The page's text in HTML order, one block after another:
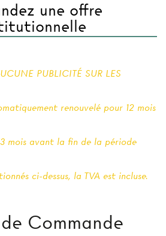
une offre
PUBLICITÉ SUR LES
renouvelé pour 12 mois
mois avant la fin de la période
ci-dessus, la TVA est incluse.
Commande